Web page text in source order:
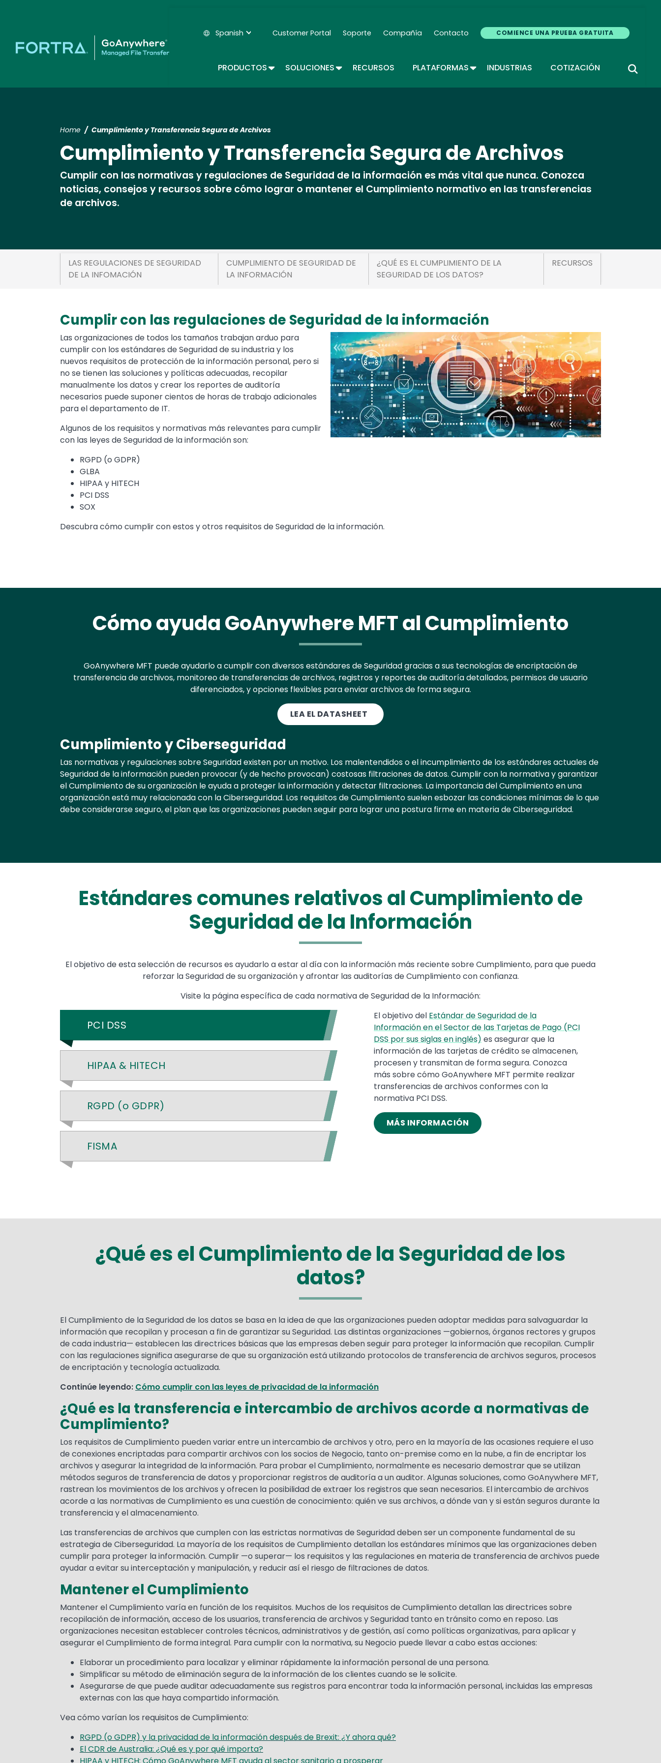
main
Spanish Secondary Navigation - Espanol
Customer Portal Soporte Compañía Contacto COMIENCE UNA PRUEBA GRATUITA
PRODUCTOSTOGGLE DROPDOWN
SOLUCIONESTOGGLE DROPDOWN
RECURSOS PLATAFORMASTOGGLE DROPDOWN
INDUSTRIAS COTIZACIÓN
Home Cumplimiento y Transferencia Segura de Archivos
Cumplimiento y Transferencia Segura de Archivos
Cumplir con las normativas y regulaciones de Seguridad de la información es más vital que nunca. Conozca
noticias, consejos y recursos sobre cómo lograr o mantener el Cumplimiento normativo en las transferencias
de archivos.
LAS REGULACIONES DE SEGURIDAD
DE LA INFOMACIÓN
CUMPLIMIENTO DE SEGURIDAD DE
LA INFORMACIÓN
¿QUÉ ES EL CUMPLIMIENTO DE LA
SEGURIDAD DE LOS DATOS?
RECURSOS
Cumplir con las regulaciones de Seguridad de la información
Media
Image
Text
Las organizaciones de todos los tamaños trabajan arduo para
cumplir con los estándares de Seguridad de su industria y los
nuevos requisitos de protección de la información personal, pero si
no se tienen las soluciones y políticas adecuadas, recopilar
manualmente los datos y crear los reportes de auditoría
necesarios puede suponer cientos de horas de trabajo adicionales
para el departamento de IT.
Algunos de los requisitos y normativas más relevantes para cumplir
con las leyes de Seguridad de la información son:
RGPD (o GDPR)
GLBA
HIPAA y HITECH
PCI DSS
SOX
Descubra cómo cumplir con estos y otros requisitos de Seguridad de la información.
Cómo ayuda GoAnywhere MFT al Cumplimiento
GoAnywhere MFT puede ayudarlo a cumplir con diversos estándares de Seguridad gracias a sus tecnologías de encriptación de
transferencia de archivos, monitoreo de transferencias de archivos, registros y reportes de auditoría detallados, permisos de usuario
diferenciados, y opciones flexibles para enviar archivos de forma segura.
LEA EL DATASHEET
Cumplimiento y Ciberseguridad
Las normativas y regulaciones sobre Seguridad existen por un motivo. Los malentendidos o el incumplimiento de los estándares actuales de
Seguridad de la información pueden provocar (y de hecho provocan) costosas filtraciones de datos. Cumplir con la normativa y garantizar
el Cumplimiento de su organización le ayuda a proteger la información y detectar filtraciones. La importancia del Cumplimiento en una
organización está muy relacionada con la Ciberseguridad. Los requisitos de Cumplimiento suelen esbozar las condiciones mínimas de lo que
debe considerarse seguro, el plan que las organizaciones pueden seguir para lograr una postura firme en materia de Ciberseguridad.
Estándares comunes relativos al Cumplimiento de
Seguridad de la Información
El objetivo de esta selección de recursos es ayudarlo a estar al día con la información más reciente sobre Cumplimiento, para que pueda
reforzar la Seguridad de su organización y afrontar las auditorías de Cumplimiento con confianza.
Visite la página específica de cada normativa de Seguridad de la Información:
PCI DSS
El objetivo del Estándar de Seguridad de la
Información en el Sector de las Tarjetas de Pago (PCI
DSS por sus siglas en inglés) es asegurar que la
información de las tarjetas de crédito se almacenen,
procesen y transmitan de forma segura. Conozca
más sobre cómo GoAnywhere MFT permite realizar
transferencias de archivos conformes con la
normativa PCI DSS.
MÁS INFORMACIÓN
HIPAA & HITECH
RGPD (o GDPR)
FISMA
¿Qué es el Cumplimiento de la Seguridad de los
datos?
Text
El Cumplimiento de la Seguridad de los datos se basa en la idea de que las organizaciones pueden adoptar medidas para salvaguardar la
información que recopilan y procesan a fin de garantizar su Seguridad. Las distintas organizaciones —gobiernos, órganos rectores y grupos
de cada industria— establecen las directrices básicas que las empresas deben seguir para proteger la información que recopilan. Cumplir
con las regulaciones significa asegurarse de que su organización está utilizando protocolos de transferencia de archivos seguros, procesos
de encriptación y tecnología actualizada.
Continúe leyendo: Cómo cumplir con las leyes de privacidad de la información
¿Qué es la transferencia e intercambio de archivos acorde a normativas de
Cumplimiento?
Los requisitos de Cumplimiento pueden variar entre un intercambio de archivos y otro, pero en la mayoría de las ocasiones requiere el uso
de conexiones encriptadas para compartir archivos con los socios de Negocio, tanto on-premise como en la nube, a fin de encriptar los
archivos y asegurar la integridad de la información. Para probar el Cumplimiento, normalmente es necesario demostrar que se utilizan
métodos seguros de transferencia de datos y proporcionar registros de auditoría a un auditor. Algunas soluciones, como GoAnywhere MFT,
rastrean los movimientos de los archivos y ofrecen la posibilidad de extraer los registros que sean necesarios. El intercambio de archivos
acorde a las normativas de Cumplimiento es una cuestión de conocimiento: quién ve sus archivos, a dónde van y si están seguros durante la
transferencia y el almacenamiento.
Las transferencias de archivos que cumplen con las estrictas normativas de Seguridad deben ser un componente fundamental de su
estrategia de Ciberseguridad. La mayoría de los requisitos de Cumplimiento detallan los estándares mínimos que las organizaciones deben
cumplir para proteger la información. Cumplir —o superar— los requisitos y las regulaciones en materia de transferencia de archivos puede
ayudar a evitar su interceptación y manipulación, y reducir así el riesgo de filtraciones de datos.
Mantener el Cumplimiento
Mantener el Cumplimiento varía en función de los requisitos. Muchos de los requisitos de Cumplimiento detallan las directrices sobre
recopilación de información, acceso de los usuarios, transferencia de archivos y Seguridad tanto en tránsito como en reposo. Las
organizaciones necesitan establecer controles técnicos, administrativos y de gestión, así como políticas organizativas, para aplicar y
asegurar el Cumplimiento de forma integral. Para cumplir con la normativa, su Negocio puede llevar a cabo estas acciones:
Elaborar un procedimiento para localizar y eliminar rápidamente la información personal de una persona.
Simplificar su método de eliminación segura de la información de los clientes cuando se le solicite.
Asegurarse de que puede auditar adecuadamente sus registros para encontrar toda la información personal, incluidas las empresas
externas con las que haya compartido información.
Vea cómo varían los requisitos de Cumplimiento:
RGPD (o GDPR) y la privacidad de la información después de Brexit: ¿Y ahora qué?
El CDR de Australia: ¿Qué es y por qué importa?